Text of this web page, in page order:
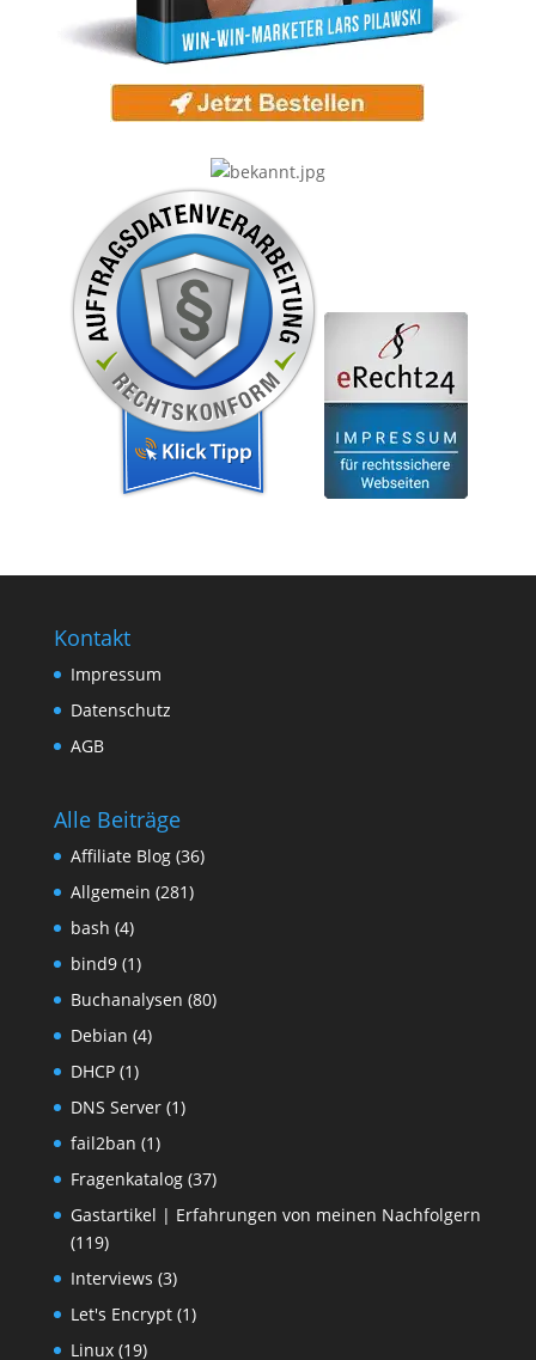
Kontakt
Impressum
Datenschutz
AGB
Alle Beiträge
Affiliate Blog(36)
Allgemein (281)
bash (4)
bind9(1)
Buchanalysen (80)
Debian (4)
DHCP(1)
DNS Server(1)
fail2ban (1)
Fragenkatalog(37)
Gastartikel | Erfahrungen von meinen Nachfolgern
(119)
Interviews (3)
Let's Encrypt(1)
Linux(19)